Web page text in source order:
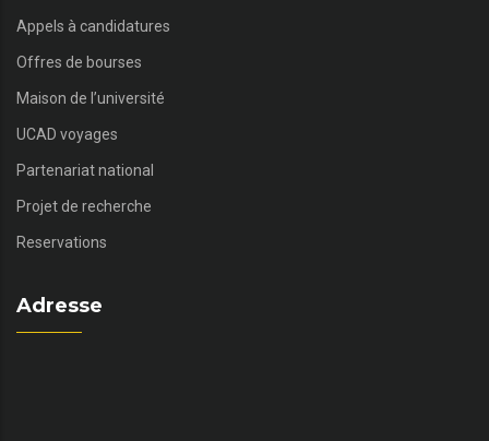
Appels à candidatures
Offres de bourses
Maison de l’université
UCAD voyages
Partenariat national
Projet de recherche
Reservations
Adresse